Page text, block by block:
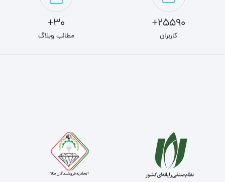
25590+
کاربران
30+
مطالب وبلاگ